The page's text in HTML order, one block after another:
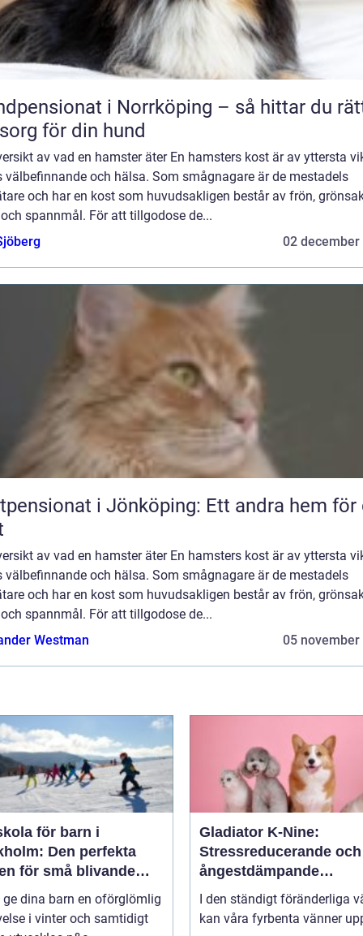
i Norrköping – så hittar du
för din hund
av vad en hamster äter En hamsters kost är av yttersta
välbefinnande och hälsa. Som smågnagare är de mestadels
och har en kost som huvudsakligen består av frön,
spannmål. För att tillgodose de...
02 december
i Jönköping: Ett andra hem för
av vad en hamster äter En hamsters kost är av yttersta
välbefinnande och hälsa. Som smågnagare är de mestadels
och har en kost som huvudsakligen består av frön,
spannmål. För att tillgodose de...
Westman
05 november
för barn i
Den perfekta
för små blivande
ge dina barn en oförglömlig
i vinter och samtidigt
Gladiator K-Nine:
Stressreducerande och
ångestdämpande
hundhalsband
I den ständigt föränderliga
kan våra fyrbenta vänner